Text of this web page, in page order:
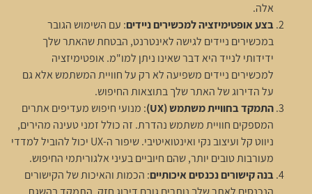
אלה.
בצע אופטימיזציה למכשירים ניידים: עם השימוש הגובר
במכשירים ניידים לגישה לאינטרנט, הבטחת שהאתר שלך
ידידותי לנייד היא דבר שאינו ניתן למו"מ. אופטימיזציה
למכשירים ניידים משפיעה לא רק על חוויית המשתמש אלא גם
על הדירוג של האתר שלך בתוצאות החיפוש.
התמקד בחוויית משתמש (UX)
: מנועי חיפוש מעדיפים אתרים
המספקים חוויית משתמש נהדרת. זה כולל זמני טעינה מהירים,
ניווט קל ועיצוב נקי ואינטואיטיבי. שיפור ה-UX יכול להוביל למדדי
מעורבות טובים יותר, שהם חיוביים בעיני אלגוריתמי החיפוש.
בנה קישורים נכנסים איכותיים: הכמות והאיכות של הקישורים